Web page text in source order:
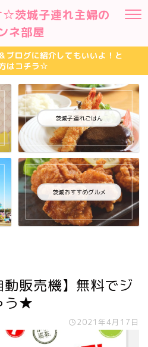
☆茨城子連れ主婦の
ネ部屋
ブログに紹介してもいいよ！と
はコチラ☆
茨城子連れごはん
茨城おすすめグルメ
販売機】無料でジ
う★
2021年4月17日